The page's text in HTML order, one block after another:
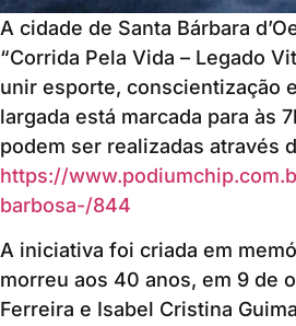
A cidade de Santa Bárbara
“Corrida Pela Vida – Legado
unir esporte, conscientização
largada está marcada para às
podem ser realizadas através
https://
barbosa-/844
A iniciativa foi criada em
morreu aos 40 anos, em 9 de
Ferreira e Isabel Cristina